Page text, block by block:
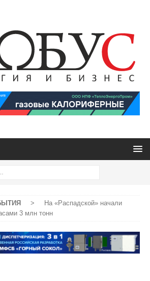
>
На «Распадской» начали
3 млн тонн